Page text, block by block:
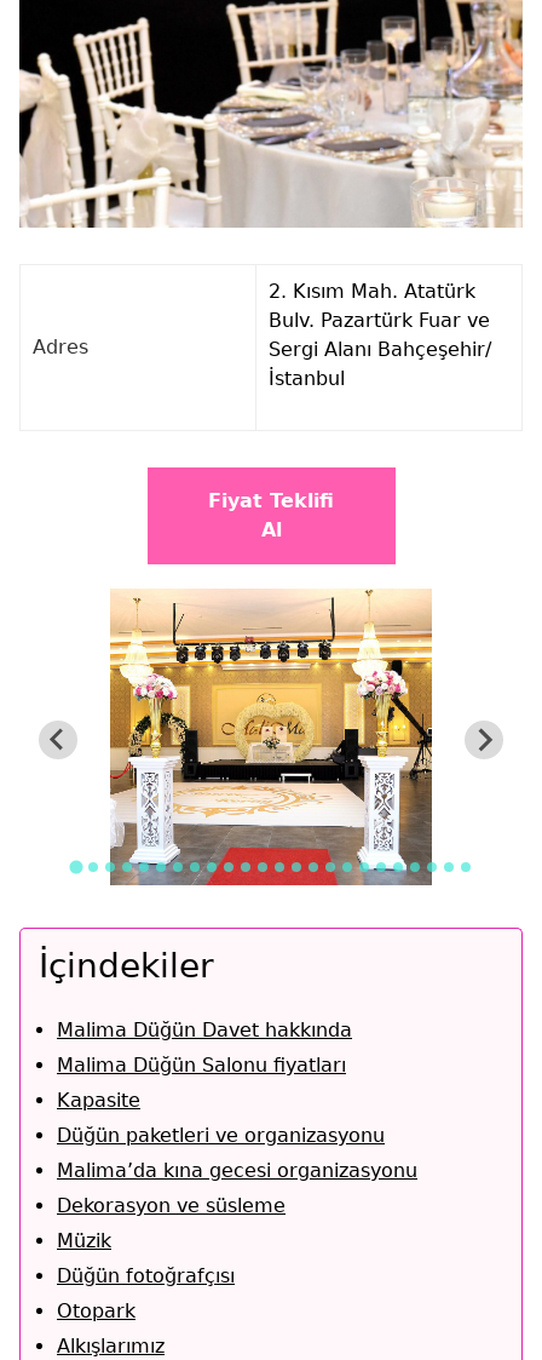
Adres
2. Kısım Mah. Atatürk
Bulv. Pazartürk Fuar ve
Sergi Alanı Bahçeşehir/
İstanbul
Fiyat Teklifi
Al
İçindekiler
Malima Düğün Davet hakkında
Malima Düğün Salonu fiyatları
Kapasite
Düğün paketleri ve organizasyonu
Malima’da kına gecesi organizasyonu
Dekorasyon ve süsleme
Müzik
Düğün fotoğrafçısı
Otopark
Alkışlarımız